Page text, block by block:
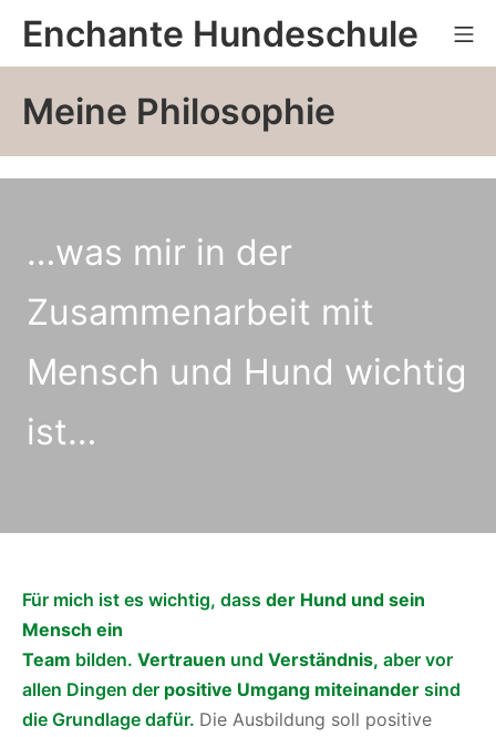
Inhalt
springen
Enchante Hundeschule
Meine Philosophie
…was mir in der
Zusammenarbeit mit
Mensch und Hund wichtig
ist…
Für mich ist es wichtig, dass der Hund und sein
Mensch ein
Team bilden. Vertrauen und Verständnis, aber vor
allen Dingen der positive Umgang miteinander sind
die Grundlage dafür. Die Ausbildung soll positive